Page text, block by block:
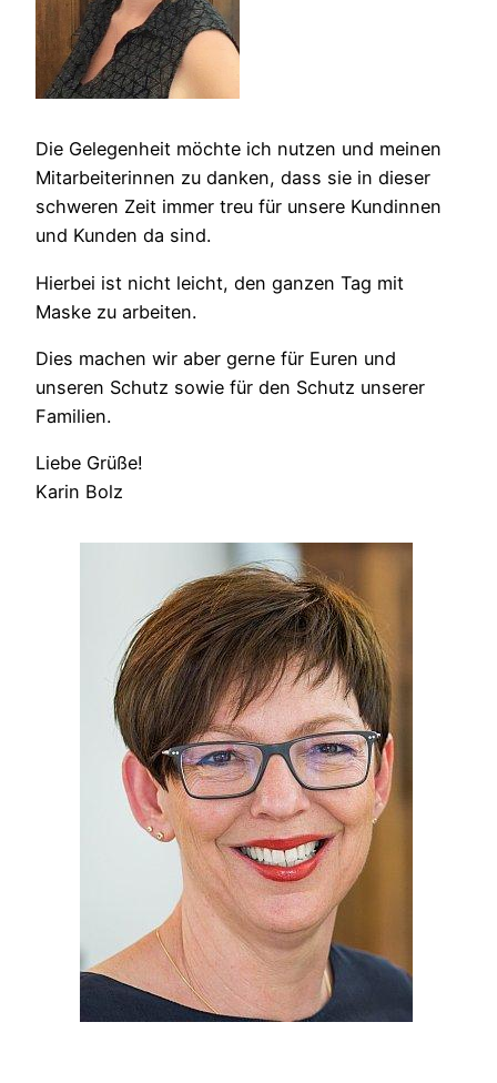
Die Gelegenheit möchte ich nutzen und meinen
Mitarbeiterinnen zu danken, dass sie in dieser
schweren Zeit immer treu für unsere Kundinnen
und Kunden da sind.
Hierbei ist nicht leicht, den ganzen Tag mit
Maske zu arbeiten.
Dies machen wir aber gerne für Euren und
unseren Schutz sowie für den Schutz unserer
Familien.
Liebe Grüße!
Karin Bolz